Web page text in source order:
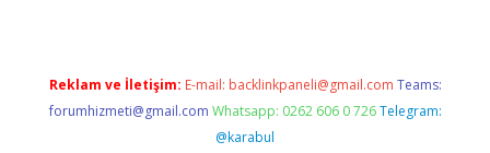
Reklam ve İletişim: E-mail: backlinkpaneli@gmail.com Teams:
forumhizmeti@gmail.com Whatsapp: 0262 606 0 726 Telegram:
@karabul